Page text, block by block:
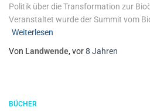
Politik über die Transformation zur
Veranstaltet wurde der Summit vom
Weiterlesen
Von Landwende, vor8 Jahren
BÜCHER